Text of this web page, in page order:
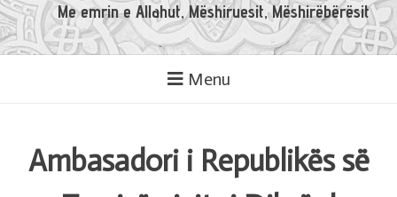
Me emrin e Allahut, Mëshiruesit, Mëshirëbërësit
Menu
Ambasadori i Republikës së